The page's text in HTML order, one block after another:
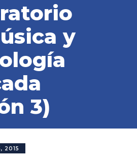
y
3)
2015